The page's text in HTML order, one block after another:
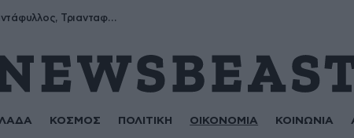
Μύρων, Τριαντάφυλλος, Τριανταφυλλιά, Φυλλιώ, Ρόζα
ΚΟΣΜΟΣ ΠΟΛΙΤΙΚΗ ΟΙΚΟΝΟΜΙΑ ΚΟΙΝΩΝΙΑ